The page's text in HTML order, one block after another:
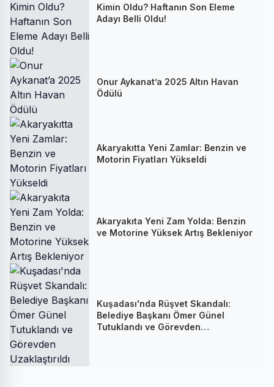
Kimin Oldu? Haftanın Son Eleme
Adayı Belli Oldu!
Onur Aykanat’a 2025 Altın Havan
Ödülü
Akaryakıtta Yeni Zamlar: Benzin ve
Motorin Fiyatları Yükseldi
Akaryakıta Yeni Zam Yolda: Benzin
ve Motorine Yüksek Artış Bekleniyor
Kuşadası'nda Rüşvet Skandalı:
Belediye Başkanı Ömer Günel
Tutuklandı ve Görevden